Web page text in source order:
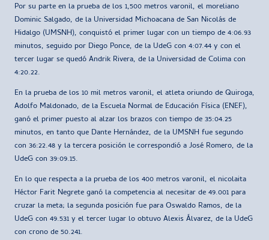
Por su parte en la prueba de los 1,500 metros varonil, el moreliano
Dominic Salgado, de la Universidad Michoacana de San Nicolás de
Hidalgo (UMSNH), conquistó el primer lugar con un tiempo de 4:06.93
minutos, seguido por Diego Ponce, de la UdeG con 4:07.44 y con el
tercer lugar se quedó Andrik Rivera, de la Universidad de Colima con
4:20.22.
En la prueba de los 10 mil metros varonil, el atleta oriundo de Quiroga,
Adolfo Maldonado, de la Escuela Normal de Educación Física (ENEF),
ganó el primer puesto al alzar los brazos con tiempo de 35:04.25
minutos, en tanto que Dante Hernández, de la UMSNH fue segundo
con 36:22.48 y la tercera posición le correspondió a José Romero, de la
UdeG con 39:09.15.
En lo que respecta a la prueba de los 400 metros varonil, el nicolaita
Héctor Farit Negrete ganó la competencia al necesitar de 49.001 para
cruzar la meta; la segunda posición fue para Oswaldo Ramos, de la
UdeG con 49.531 y el tercer lugar lo obtuvo Alexis Álvarez, de la UdeG
con crono de 50.241.